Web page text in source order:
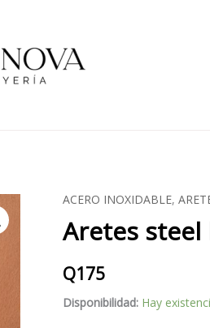
ACERO INOXIDABLE,
Aretes steel
Q175
Disponibilidad: Hay
Aretes
steel
block
cantidad